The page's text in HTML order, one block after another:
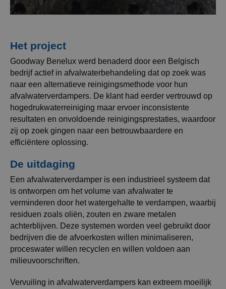
Het project
Goodway Benelux werd benaderd door een Belgisch
bedrijf actief in afvalwaterbehandeling dat op zoek was
naar een alternatieve reinigingsmethode voor hun
afvalwaterverdampers. De klant had eerder vertrouwd op
hogedrukwaterreiniging maar ervoer inconsistente
resultaten en onvoldoende reinigingsprestaties, waardoor
zij op zoek gingen naar een betrouwbaardere en
efficiëntere oplossing.
De uitdaging
Een afvalwaterverdamper is een industrieel systeem dat
is ontworpen om het volume van afvalwater te
verminderen door het watergehalte te verdampen, waarbij
residuen zoals oliën, zouten en zware metalen
achterblijven. Deze systemen worden veel gebruikt door
bedrijven die de afvoerkosten willen minimaliseren,
proceswater willen recyclen en willen voldoen aan
milieuvoorschriften.
Vervuiling in afvalwaterverdampers kan extreem moeilijk